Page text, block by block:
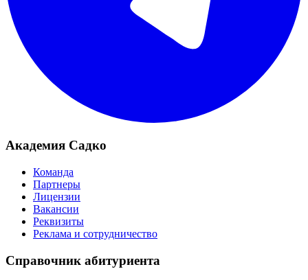
Академия Садко
Команда
Партнеры
Лицензии
Вакансии
Реквизиты
Реклама и сотрудничество
Справочник абитуриента